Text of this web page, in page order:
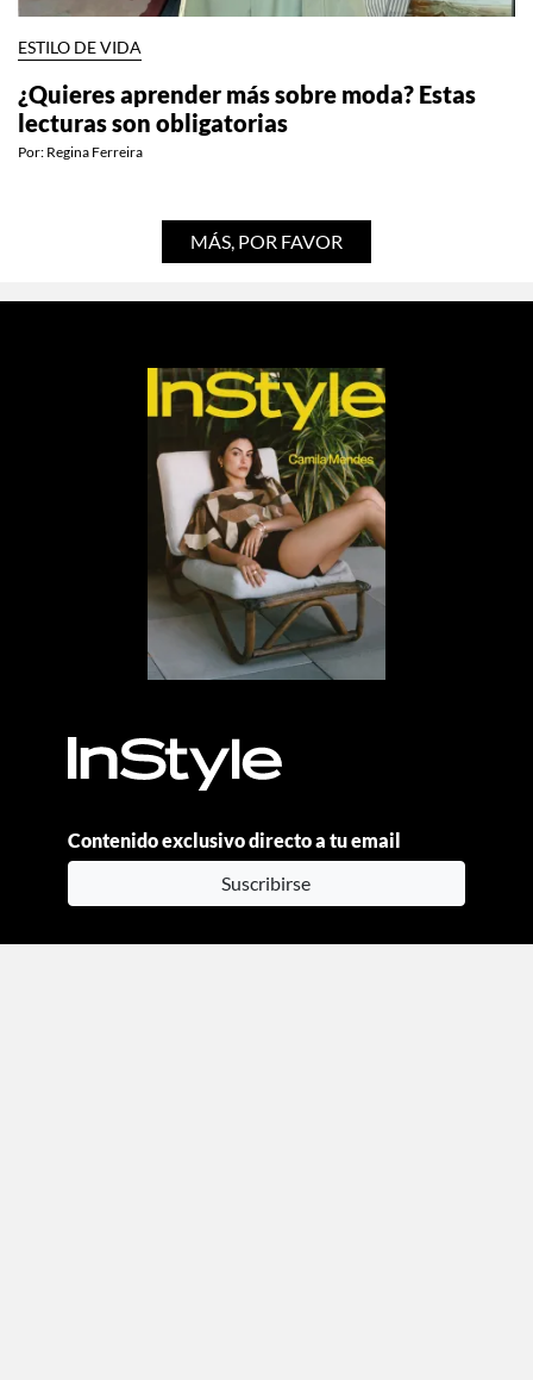
ESTILO DE VIDA
¿Quieres aprender más sobre moda? Estas
lecturas son obligatorias
Por: Regina Ferreira
MÁS, POR FAVOR
Contenido exclusivo directo a tu email
Suscribirse